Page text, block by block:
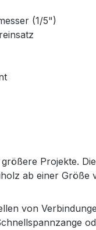
(1/5")
Projekte.
ab einer Größe
von